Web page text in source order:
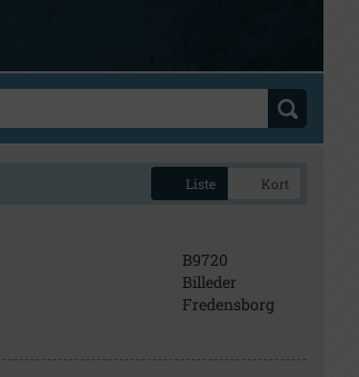
Liste Kort
B9720
Billeder
Fredensborg